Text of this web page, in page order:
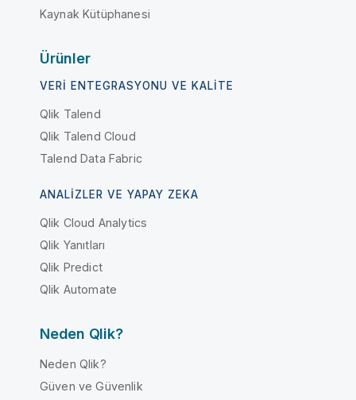
Kaynak Kütüphanesi
Ürünler
VERI ENTEGRASYONU VE KALITE
Qlik Talend
Qlik Talend Cloud
Talend Data Fabric
ANALIZLER VE YAPAY ZEKA
Qlik Cloud Analytics
Qlik Yanıtları
Qlik Predict
Qlik Automate
Neden Qlik?
Neden Qlik?
Güven ve Güvenlik